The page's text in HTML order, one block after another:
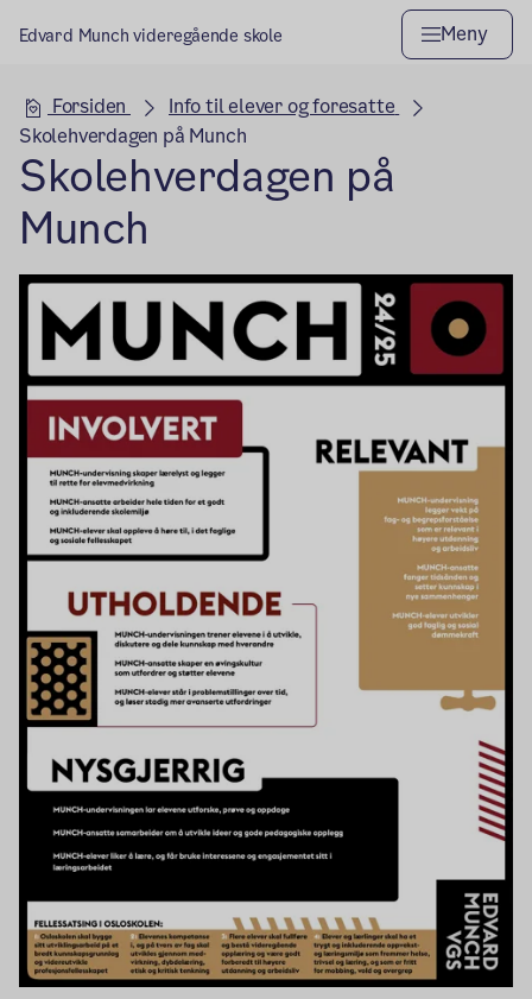
Edvard Munch videregående skole Meny
Hovedseksjon
Forsiden
Info til elever og foresatte
Skolehverdagen på Munch
Skolehverdagen på
Munch